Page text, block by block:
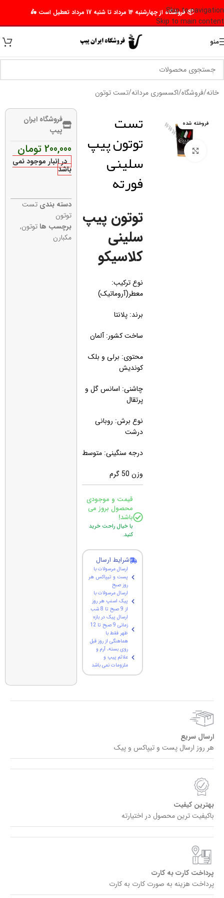
Skip to navigation
Skip to main content
📦 فروشگاه از چهارشنبه 14 مرداد تا شنبه 17 مرداد تعطیل است 🛵
منو
خانه/فروشگاه/اکسسوری مردانه/تست توتون
فروخته شده
برای بزرگنمایی کلیک کنید
تست
توتون پیپ
سلینی
فورته
توتون پیپ
سلینی
کلاسیکو
نوع ترکیب:
معطر(آروماتیک)
برند: پلانتا
ساخت کشور: آلمان
محتوی: برلی و بلک
کوندیش
چاشنی: اسانس گل و
پرتقال
نوع برش: روبانی
درشت
درجه سنگینی: متوسط
وزن 50 گرم
قیمت و موجودی
محصول بروز می
باشد!
با خیال راحت خرید
کنید.
شرایط ارسال
ارسال مرسولات با
پست و تیپاکس هر
روز صبح
ارسال مرسولات با
پیک اسنپ هر روز
از 9 صبح تا 8 شب
ارسال پیک در بازه
زمانی 9 صبح تا 12
ظهر فقط با
هماهنگی از روز قبل
روی بسته، آرم و
علائم پیپ و
ملزومات نمی باشد
فروشگاه ایران
پیپ
200,000 تومان
در انبار موجود نمی
باشد
دسته بندی تست
توتون
برچسب ها توتون,
مکبارن
ارسال سریع
هر روز ارسال پست و تیپاکس و پیک
بهترین کیفیت
باکیفیت ترین محصول در اختیارته
پرداخت کارت به کارت
پرداخت هزینه به صورت کارت به کارت